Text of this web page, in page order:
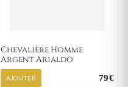
Chevalière Homme
Argent Arialdo
AJOUTER 79€